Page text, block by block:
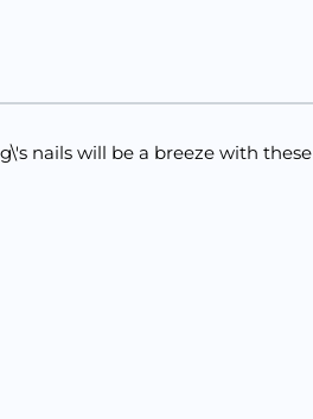
nails will be a breeze with these